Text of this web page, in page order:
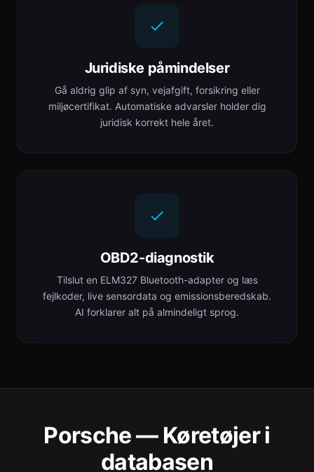
Juridiske påmindelser
Gå aldrig glip af syn, vejafgift, forsikring eller
miljøcertifikat. Automatiske advarsler holder dig
juridisk korrekt hele året.
OBD2-diagnostik
Tilslut en ELM327 Bluetooth-adapter og læs
fejlkoder, live sensordata og emissionsberedskab.
AI forklarer alt på almindeligt sprog.
Porsche — Køretøjer i
databasen